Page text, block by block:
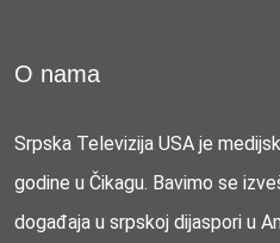
O nama
Srpska Televizija USA je
godine u Čikagu. Bavimo se
događaja u srpskoj dijaspori u